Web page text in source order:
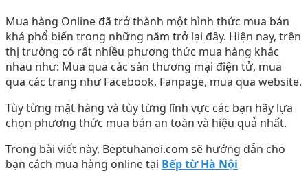
Mua hàng Online đã trở thành một hình thức mua bán
khá phổ biến trong những năm trở lại đây. Hiện nay, trên
thị trường có rất nhiều phương thức mua hàng khác
nhau như: Mua qua các sàn thương mại điện tử, mua
qua các trang như Facebook, Fanpage, mua qua website.
Tùy từng mặt hàng và tùy từng lĩnh vực các bạn hãy lựa
chọn phương thức mua bán an toàn và hiệu quả nhất.
Trong bài viết này, Beptuhanoi.com sẽ hướng dẫn cho
bạn cách mua hàng online tại Bếp từ Hà Nội